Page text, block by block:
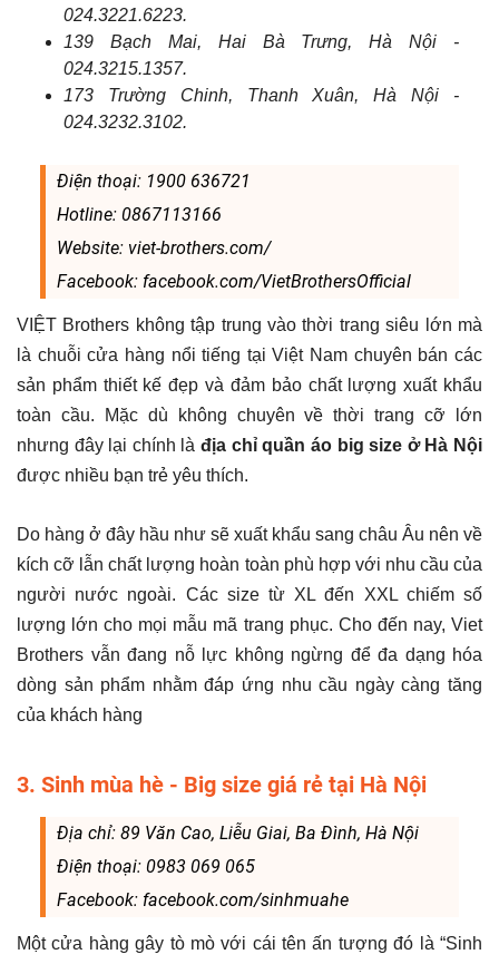
024.3221.6223.
139 Bạch Mai, Hai Bà Trưng, Hà Nội -
024.3215.1357.
173 Trường Chinh, Thanh Xuân, Hà Nội -
024.3232.3102.
Điện thoại: 1900 636721
Hotline: 0867113166
Website: viet-brothers.com/
Facebook: facebook.com/VietBrothersOfficial
VIỆT Brothers ​không tập trung vào thời trang siêu lớn mà
là chuỗi cửa hàng nổi tiếng tại Việt Nam chuyên bán các
sản phẩm thiết kế đẹp và đảm bảo chất lượng xuất khẩu
toàn cầu. Mặc dù không chuyên về thời trang cỡ lớn
nhưng đây lại chính làđịa chỉ quần áo big size ở Hà Nội
được nhiều bạn trẻ yêu thích.
Do hàng ở đây hầu như sẽ xuất khẩu sang châu Âu nên về
kích cỡ lẫn chất lượng hoàn toàn phù hợp với nhu cầu của
người nước ngoài. Các size từ XL đến XXL chiếm số
lượng lớn cho mọi mẫu mã trang phục. Cho đến nay, Viet
Brothers vẫn đang nỗ lực không ngừng để đa dạng hóa
dòng sản phẩm nhằm đáp ứng nhu cầu ngày càng tăng
của khách hàng
3. Sinh mùa hè - Big size giá rẻ tại Hà Nội
Địa chỉ: 89 Văn Cao, Liễu Giai, Ba Đình, Hà Nội
Điện thoại: 0983 069 065
Facebook: facebook.com/sinhmuahe
Một cửa hàng gây tò mò với cái tên ấn tượng đó là “Sinh